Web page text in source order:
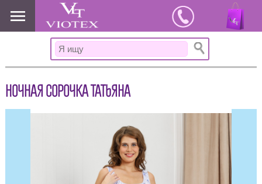
www.viotex37.ru
НОЧНАЯ СОРОЧКА ТАТЬЯНА